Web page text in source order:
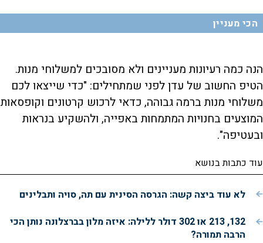
הכי מעניין
הנה כמה רעיונות מעניינים ולא מסובכים למשלוחי מנות.
הטיפ החשוב של עדן לפני שמתחילים: "כדי שייצאו לכם
משלוחי מנות ברמה גבוהה, כדאי לרכוש קרטונים וקופסאות
המוצעים בחנויות המתמחות באפייה, ולהשקיע בנראות
ובעטיפה".
עוד כתבות בנושא
לא עוד ביצה קשה: הגרסה הסינית עם תה, סויה ותבלינים
132, 213 או 302 דולר ללילה: איזה מלון בברצלונה נותן הכי
הרבה תמורה?